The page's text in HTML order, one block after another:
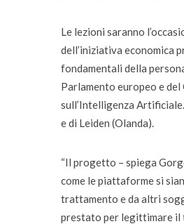
Le lezioni saranno
dell’iniziativa economica
fondamentali della
Parlamento europeo e
sull’Intelligenza
e di Leiden (Olanda).
“Il progetto – spiega
come le piattaforme si
trattamento e da altri
prestato per legittimare il